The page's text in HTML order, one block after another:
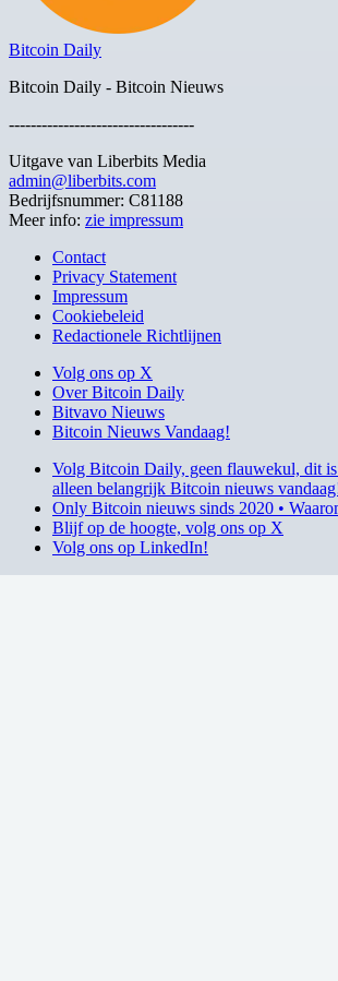
Bitcoin Daily
Bitcoin Daily - Bitcoin Nieuws
----------------------------------
Uitgave van Liberbits Media
admin@liberbits.com
Bedrijfsnummer: C81188
Meer info: zie impressum
Contact
Privacy Statement
Impressum
Cookiebeleid
Redactionele Richtlijnen
Volg ons op X
Over Bitcoin Daily
Bitvavo Nieuws
Bitcoin Nieuws Vandaag!
Volg Bitcoin Daily, geen flauwekul, dit
alleen belangrijk Bitcoin nieuws
Only Bitcoin nieuws sinds 2020 •
Blijf op de hoogte, volg ons op X
Volg ons op LinkedIn!